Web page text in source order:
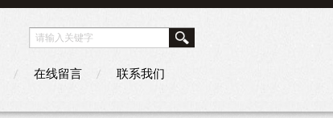
在线留言 联系我们